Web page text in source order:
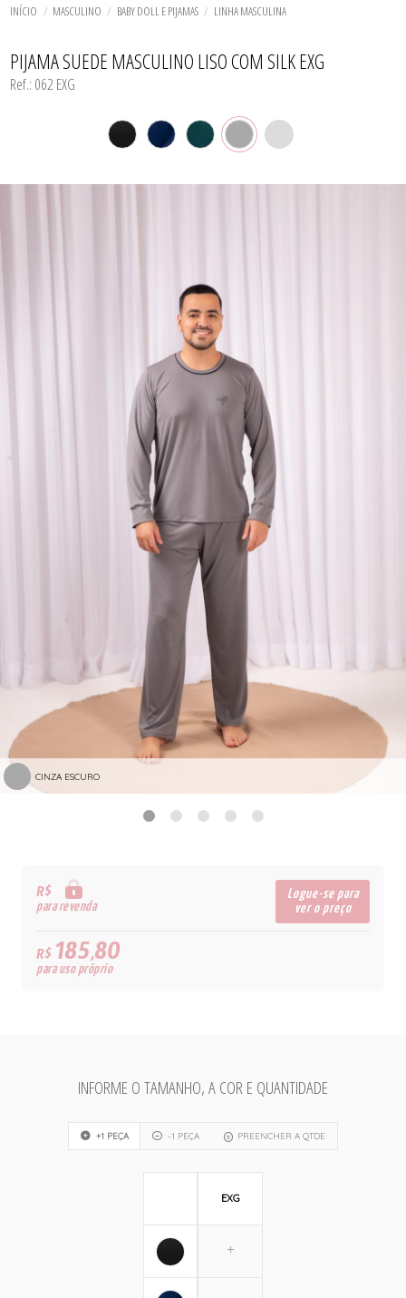
TODOS DE LORAZA PLUS SIZE
TODOS DE CALCINHA AVULSA
TODOS DE CAMISOLA
BIQUINIS
CONJUNTOS
SUTIÃS
INÍCIO MASCULINO BABY DOLL E PIJAMAS LINHA MASCULINA
PIJAMA SUEDE MASCULINO LISO COM SILK EXG
Ref.: 062 EXG
CINZA ESCURO
R$
para revenda
Logue-se para
ver o preço
R$185,80
para uso próprio
INFORME O TAMANHO, A COR E QUANTIDADE
+1 PEÇA -1 PEÇA PREENCHER A QTDE
EXG